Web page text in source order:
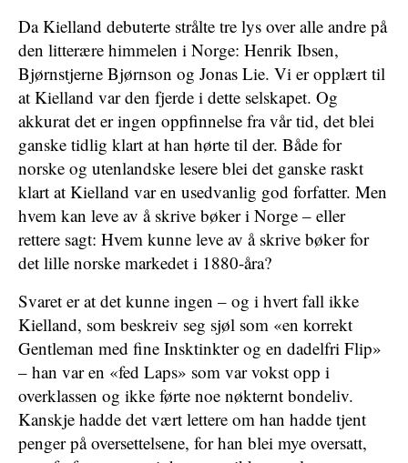
Da Kielland debuterte strålte tre lys over alle andre på
den litterære himmelen i Norge: Henrik Ibsen,
Bjørnstjerne Bjørnson og Jonas Lie. Vi er opplært til
at Kielland var den fjerde i dette selskapet. Og
akkurat det er ingen oppfinnelse fra vår tid, det blei
ganske tidlig klart at han hørte til der. Både for
norske og utenlandske lesere blei det ganske raskt
klart at Kielland var en usedvanlig god forfatter. Men
hvem kan leve av å skrive bøker i Norge – eller
rettere sagt: Hvem kunne leve av å skrive bøker for
det lille norske markedet i 1880-åra?
Svaret er at det kunne ingen – og i hvert fall ikke
Kielland, som beskreiv seg sjøl som «en korrekt
Gentleman med fine Insktinkter og en dadelfri Flip»
– han var en «fed Laps» som var vokst opp i
overklassen og ikke førte noe nøkternt bondeliv.
Kanskje hadde det vært lettere om han hadde tjent
penger på oversettelsene, for han blei mye oversatt,